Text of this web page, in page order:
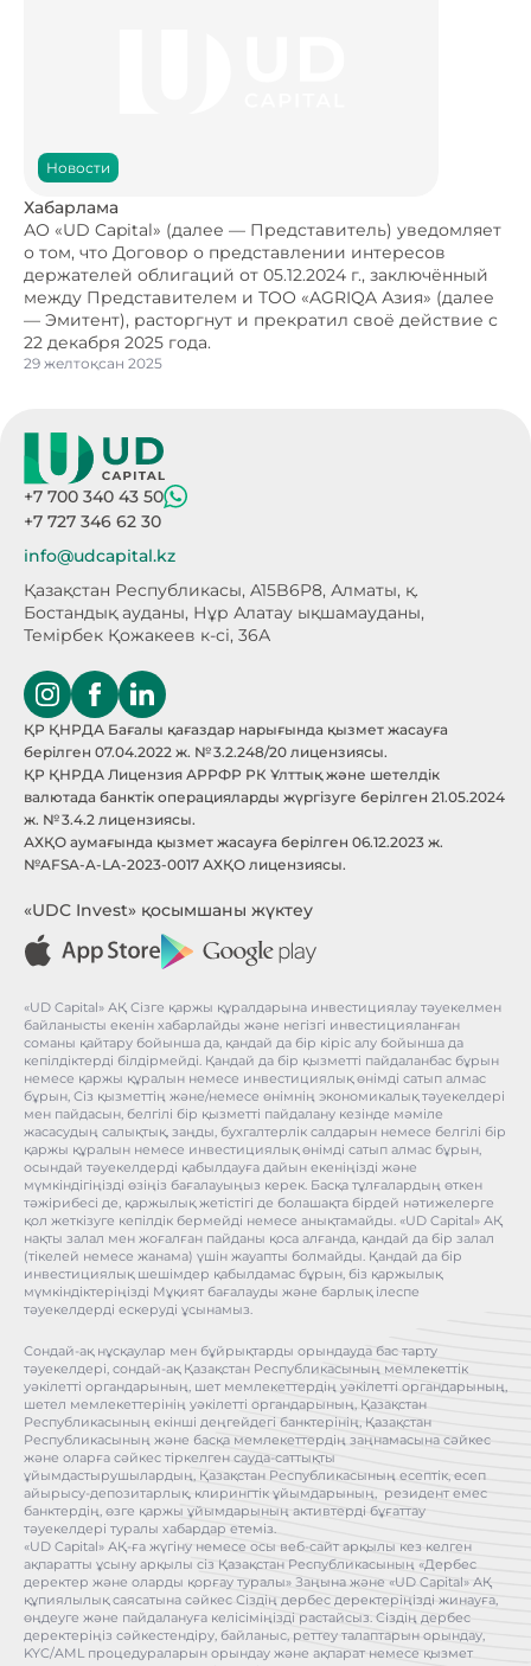
Новости
Хабарлама
АО «UD Capital» (далее — Представитель) уведомляет
о том, что Договор о представлении интересов
держателей облигаций от 05.12.2024 г., заключённый
между Представителем и ТОО «AGRIQA Азия» (далее
— Эмитент), расторгнут и прекратил своё действие с
22 декабря 2025 года.
29 желтоқсан 2025
+7 700 340 43 50
+7 727 346 62 30
info@udcapital.kz
Қазақстан Республикасы, A15B6P8, Алматы, қ.
Бостандық ауданы, Нұр Алатау ықшамауданы,
Темірбек Қожакеев к-сі, 36А
ҚР ҚНРДА Бағалы қағаздар нарығында қызмет жасауға
берілген 07.04.2022 ж. № 3.2.248/20 лицензиясы.
ҚР ҚНРДА Лицензия АРРФР РК Ұлттық және шетелдік
валютада банктік операцияларды жүргізуге берілген 21.05.2024
ж. № 3.4.2 лицензиясы.
АХҚО аумағында қызмет жасауға берілген 06.12.2023 ж.
№AFSA-A-LA-2023-0017 АХҚО лицензиясы.
«UDC Invest» қосымшаны жүктеу
«UD Capital» АҚ Сізге қаржы құралдарына инвестициялау тәуекелмен
байланысты екенін хабарлайды және негізгі инвестицияланған
соманы қайтару бойынша да, қандай да бір кіріс алу бойынша да
кепілдіктерді білдірмейді. Қандай да бір қызметті пайдаланбас бұрын
немесе қаржы құралын немесе инвестициялық өнімді сатып алмас
бұрын, Сіз қызметтің және/немесе өнімнің экономикалық тәуекелдері
мен пайдасын, белгілі бір қызметті пайдалану кезінде мәміле
жасасудың салықтық, заңды, бухгалтерлік салдарын немесе белгілі бір
қаржы құралын немесе инвестициялық өнімді сатып алмас бұрын,
осындай тәуекелдерді қабылдауға дайын екеніңізді және
мүмкіндігіңізді өзіңіз бағалауыңыз керек. Басқа тұлғалардың өткен
тәжірибесі де, қаржылық жетістігі де болашақта бірдей нәтижелерге
қол жеткізуге кепілдік бермейді немесе анықтамайды. «UD Capital» АҚ
нақты залал мен жоғалған пайданы қоса алғанда, қандай да бір залал
(тікелей немесе жанама) үшін жауапты болмайды. Қандай да бір
инвестициялық шешімдер қабылдамас бұрын, біз қаржылық
мүмкіндіктеріңізді Мұқият бағалауды және барлық ілеспе
тәуекелдерді ескеруді ұсынамыз.
Сондай-ақ нұсқаулар мен бұйрықтарды орындауда бас тарту
тәуекелдері, сондай-ақ Қазақстан Республикасының мемлекеттік
уәкілетті органдарының, шет мемлекеттердің уәкілетті органдарының,
шетел мемлекеттерінің уәкілетті органдарының, Қазақстан
Республикасының екінші деңгейдегі банктерінің, Қазақстан
Республикасының және басқа мемлекеттердің заңнамасына сәйкес
және оларға сәйкес тіркелген сауда-саттықты
ұйымдастырушылардың, Қазақстан Республикасының есептік, есеп
айырысу-депозитарлық, клирингтік ұйымдарының, резидент емес
банктердің, өзге қаржы ұйымдарының активтерді бұғаттау
тәуекелдері туралы хабардар етеміз.
«UD Capital» АҚ-ға жүгіну немесе осы веб-сайт арқылы кез келген
ақпаратты ұсыну арқылы сіз Қазақстан Республикасының «Дербес
деректер және оларды қорғау туралы» Заңына және «UD Capital» АҚ
құпиялылық саясатына сәйкес Сіздің дербес деректеріңізді жинауға,
өңдеуге және пайдалануға келісіміңізді растайсыз. Сіздің дербес
деректеріңіз сәйкестендіру, байланыс, реттеу талаптарын орындау,
KYC/AML процедураларын орындау және ақпарат немесе қызмет